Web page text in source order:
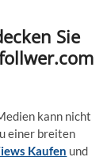
Sie
kann nicht
einer breiten
Kaufen und